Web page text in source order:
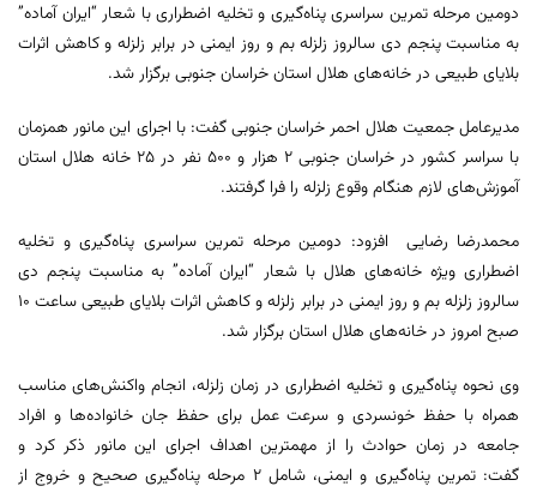
دومین مرحله تمرین سراسری پناه‌گیری و تخلیه اضطراری با شعار “ایران آماده”
به مناسبت پنجم دی سالروز زلزله بم و روز ایمنی در برابر زلزله و کاهش اثرات
بلایای طبیعی در خانه‌های هلال استان خراسان جنوبی برگزار شد.
مدیرعامل جمعیت هلال احمر خراسان جنوبی گفت: با اجرای این مانور همزمان
با سراسر کشور در خراسان جنوبی ۲ هزار و ۵۰۰ نفر در ۲۵ خانه هلال استان
آموزش‌های لازم هنگام وقوع زلزله را فرا گرفتند.
محمدرضا رضایی افزود: دومین مرحله تمرین سراسری پناه‌گیری و تخلیه
اضطراری ویژه خانه‌های هلال با شعار “ایران آماده” به مناسبت پنجم دی
سالروز زلزله بم و روز ایمنی در برابر زلزله و کاهش اثرات بلایای طبیعی ساعت ۱۰
صبح امروز در خانه‌های هلال استان برگزار شد.
وی نحوه پناه‌گیری و تخلیه اضطراری در زمان زلزله، انجام واکنش‌های مناسب
همراه با حفظ خونسردی و سرعت عمل برای حفظ جان خانواده‌ها و افراد
جامعه در زمان حوادث را از مهمترین اهداف اجرای این مانور ذکر کرد و
گفت: تمرین پناه‌گیری و ایمنی، شامل ۲ مرحله پناه‌گیری صحیح و خروج از